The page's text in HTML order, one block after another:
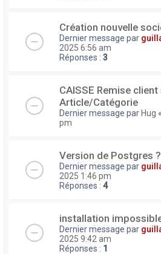
Création nouvelle
Dernier message par
2025 6:56 am
Réponses : 3
CAISSE Remise client
Article/Catégorie
Dernier message par Hug «
pm
Version de Postgres ?
Dernier message par
2025 1:46 pm
Réponses : 4
installation
Dernier message par
2025 9:42 am
Réponses : 1